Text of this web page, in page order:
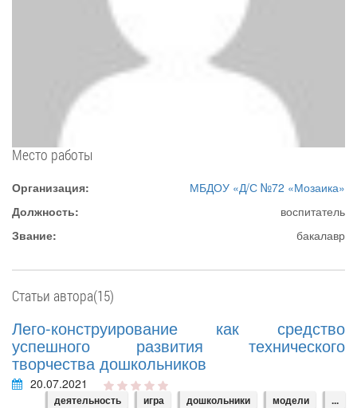
Место работы
Организация:
МБДОУ «Д/С №72 «Мозаика»
Должность:
воспитатель
Звание:
бакалавр
Статьи автора(15)
Лего-конструирование как средство
успешного развития технического
творчества дошкольников
20.07.2021
деятельность игра дошкольники модели ...